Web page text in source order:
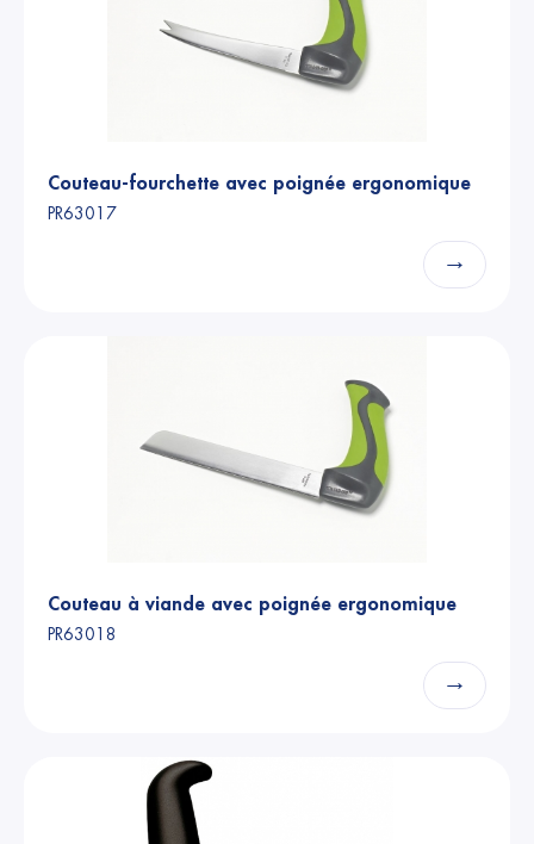
Couteau-fourchette avec poignée ergonomique
PR63017
→
Couteau à viande avec poignée ergonomique
PR63018
→